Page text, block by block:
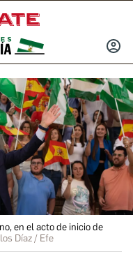
INICIAR
en el acto de inicio de
Díaz / Efe